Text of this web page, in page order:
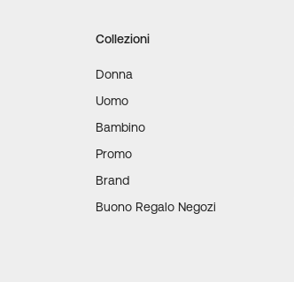
Collezioni
Donna
Uomo
Bambino
Promo
Brand
Buono Regalo Negozi